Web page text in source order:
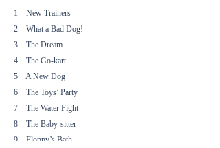
1 New Trainers
2 What a Bad Dog!
3 The Dream
4 The Go-kart
5 A New Dog
6 The Toys’ Party
7 The Water Fight
8 The Baby-sitter
9 Floppy’s Bath